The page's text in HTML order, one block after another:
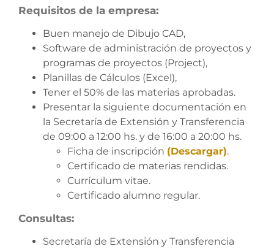
Requisitos de la empresa:
Buen manejo de Dibujo CAD,
Software de administración de proyectos y
programas de proyectos (Project),
Planillas de Cálculos (Excel),
Tener el 50% de las materias aprobadas.
Presentar la siguiente documentación en
la Secretaría de Extensión y Transferencia
de 09:00 a 12:00 hs. y de 16:00 a 20:00 hs.
Ficha de inscripción (Descargar).
Certificado de materias rendidas.
Currículum vitae.
Certificado alumno regular.
Consultas:
Secretaría de Extensión y Transferencia